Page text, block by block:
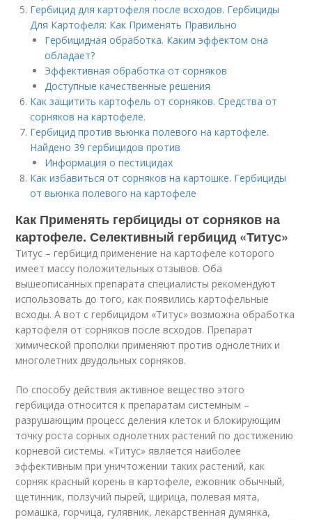
Гербицид для картофеля после всходов. Гербициды
Для Картофеля: Как Применять Правильно
Гербицидная обработка. Каким эффектом она
обладает?
Эффективная обработка от сорняков
Доступные качественные решения
Как защитить картофель от сорняков. Средства от
сорняков на картофеле.
Гербицид против вьюнка полевого на картофеле.
Найдено 39 гербицидов против
Информация о пестицидах
Как избавиться от сорняков на картошке. Гербициды
от вьюнка полевого на картофеле
Как Применять гербициды от сорняков на
картофеле. Селективный гербицид «Титус»
Титус – гербицид применение на картофеле которого
имеет массу положительных отзывов. Оба
вышеописанных препарата специалисты рекомендуют
использовать до того, как появились картофельные
всходы. А вот с гербицидом «Титус» возможна обработка
картофеля от сорняков после всходов. Препарат
химической прополки применяют против однолетних и
многолетних двудольных сорняков.
По способу действия активное вещество этого
гербицида относится к препаратам системным –
разрушающим процесс деления клеток и блокирующим
точку роста сорных однолетних растений по достижению
корневой системы. «Титус» является наиболее
эффективным при уничтожении таких растений, как
сорняк красный корень в картофеле, ежовник обычный,
щетинник, ползучий пырей, щирица, полевая мята,
ромашка, горчица, гулявник, лекарственная думянка,